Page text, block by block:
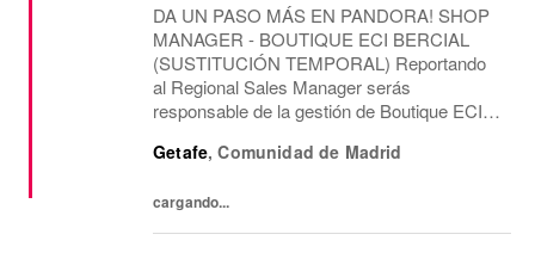
DA UN PASO MÁS EN PANDORA! SHOP
MANAGER - BOUTIQUE ECI BERCIAL
(SUSTITUCIÓN TEMPORAL) Reportando
al Regional Sales Manager serás
responsable de la gestión de Boutique ECI
gestión del equipo, con una misión
PARA Como...
Getafe,Comunidad de Madrid
cargando...